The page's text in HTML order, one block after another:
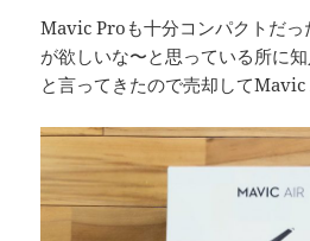
Mavic Proも十分コンパクトだ
が欲しいな〜と思っている所に
と言ってきたので売却してMavic